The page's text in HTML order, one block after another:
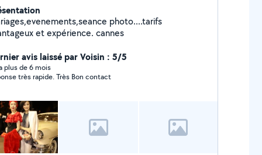
photo....tarifs
avantageux et expérience. cannes
avis laissé par Voisin : 5/5
plus de 6 mois
très rapide. Très Bon contact